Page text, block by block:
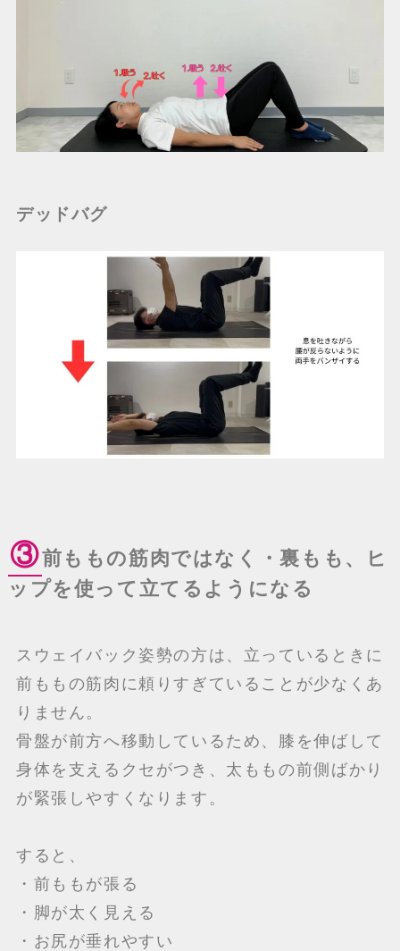
デッドバグ
③前ももの筋肉ではなく・裏もも、ヒ
ップを使って立てるようになる
スウェイバック姿勢の方は、立っているときに
前ももの筋肉に頼りすぎていることが少なくあ
りません。
骨盤が前方へ移動しているため、膝を伸ばして
身体を支えるクセがつき、太ももの前側ばかり
が緊張しやすくなります。
すると、
・前ももが張る
・脚が太く見える
・お尻が垂れやすい